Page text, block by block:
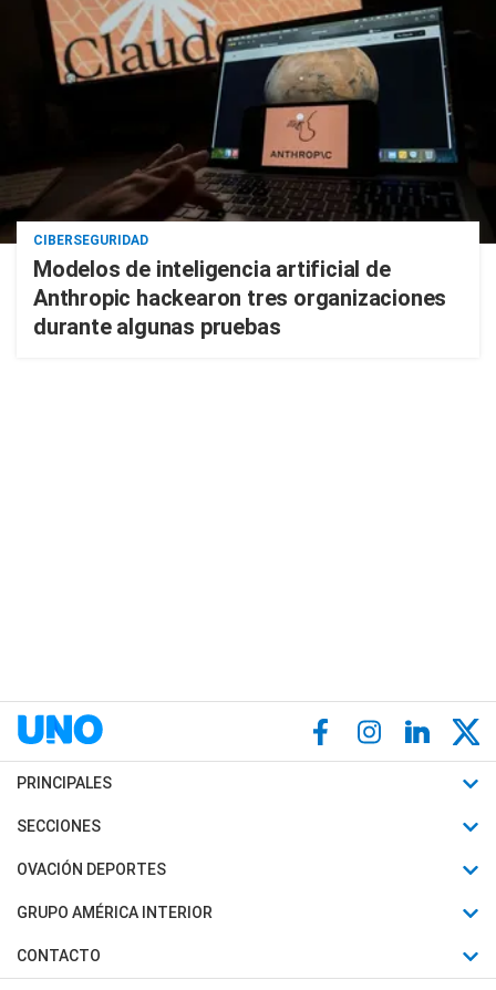
CIBERSEGURIDAD
Modelos de inteligencia artificial de
Anthropic hackearon tres organizaciones
durante algunas pruebas
PRINCIPALES
Últimas Noticias
Política
Judiciales
SECCIONES
Horóscopo
Motores
Trucos caseros
OVACIÓN DEPORTES
Fútbol
Mundial
Automovilismo
GRUPO AMÉRICA INTERIOR
Canal 7 en Vivo
CONTACTO